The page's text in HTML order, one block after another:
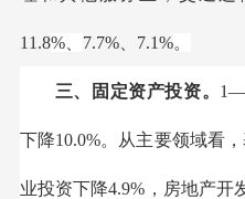
11.8%、 7.7%、7.1%。
三、固定资产投资。 1
下降10.0%。从主要领域看
业投资下降4.9%，房地产开